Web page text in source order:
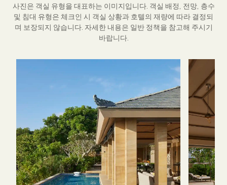
사진은 객실 유형을 대표하는 이미지입니다. 객실 배정, 전망, 층수
및 침대 유형은 체크인 시 객실 상황과 호텔의 재량에 따라 결정되
며 보장되지 않습니다. 자세한 내용은 일반 정책을 참고해 주시기
바랍니다.